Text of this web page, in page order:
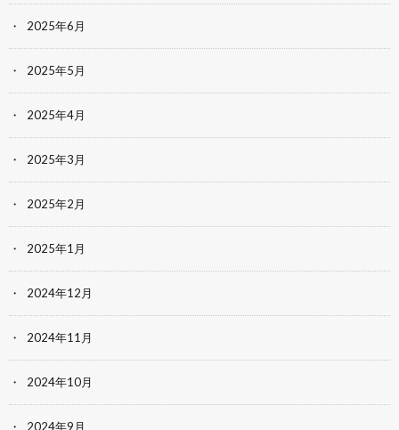
2025年6月
2025年5月
2025年4月
2025年3月
2025年2月
2025年1月
2024年12月
2024年11月
2024年10月
2024年9月